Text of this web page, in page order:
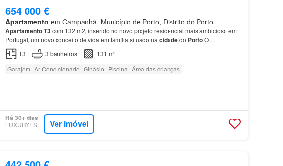
654 000 €
Apartamento em Campanhã, Município de Porto, Distrito do Porto
ApartamentoT3com 132 m2, inserido no novo projeto residencial mais ambicioso em
Portugal, um novo conceito de vida em família situado na cidadedo PortoO
Empreendimento Antas Atrium é o projeto residencial mais ambicioso e…
T3 3 banheiros
131 m²
Garajem Ar Condicionado Ginásio Piscina Área das crianças
Há 30+ dias
LUXURYESTATE Ver imóvel